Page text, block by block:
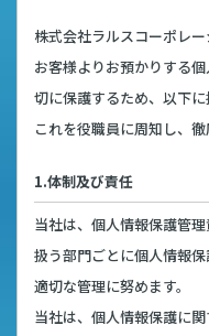
株式会社ラルスコーポレ
お客様よりお預かりする
切に保護するため、以下
これを役職員に周知し、徹
1.体制及び責任
当社は、個人情報保護管
扱う部門ごとに個人情報
適切な管理に努めます。
当社は、個人情報保護に